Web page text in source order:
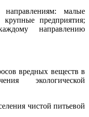
малые
крупные предприятия;
направлению
вредных веществ в
экологической
чистой питьевой